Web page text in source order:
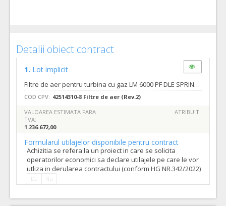
Detalii obiect contract
1. Lot implicit
Filtre de aer pentru turbina cu gaz LM 6000 PF DLE SPRINT, in cantitatile prevazute in Caietul de sarcini si anexa sa. Nota: Se accepta numai oferte depuse pentru intreaga cantitate de produse, solicitate prin Caietul de sarcini si anexa sa.
COD CPV: 42514310-8 Filtre de aer (Rev.2)
VALOAREA ESTIMATA FARA
TVA:
1.236.672,00
ATRIBUIT
Formularul utilajelor disponibile pentru contract
Achizitia se refera la un proiect in care se solicita
operatorilor economici sa declare utilajele pe care le vor
utliza in derularea contractului (conform HG NR.342/2022)